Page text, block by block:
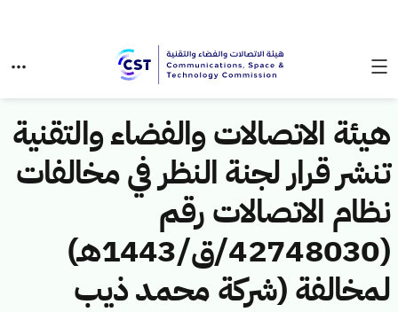
هيئة الاتصالات والفضاء والتقنية
تنشر قرار لجنة النظر في مخالفات
نظام الاتصالات رقم
(42748030/ق/1443هـ)
لمخالفة (شركة محمد ذيب